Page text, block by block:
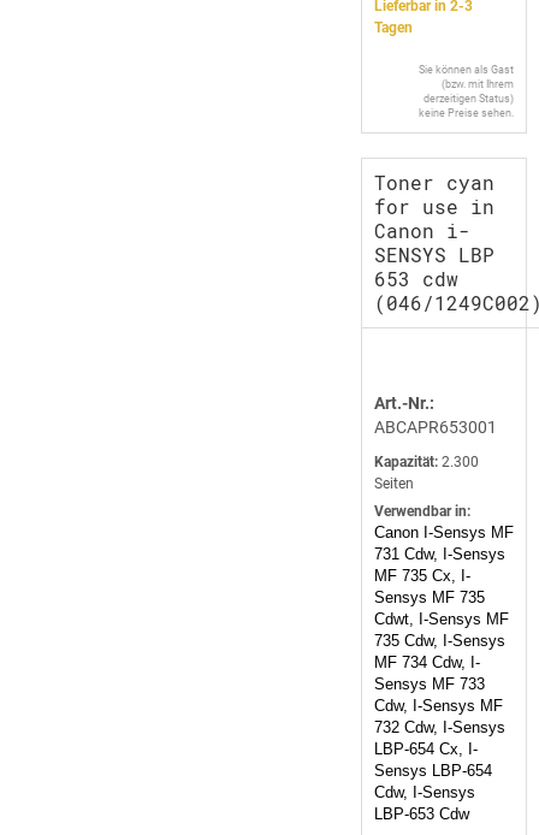
Lieferbar in 2-3
Tagen
Sie können als Gast
(bzw. mit Ihrem
derzeitigen Status)
keine Preise sehen.
Toner cyan
for use in
Canon i-
SENSYS LBP
653 cdw
(046/
Art.-Nr.:
ABCAPR653001
Kapazität: 2.300
Seiten
Verwendbar in:
Canon I-Sensys MF
731 Cdw, I-Sensys
MF 735 Cx, I-
Sensys MF 735
Cdwt, I-Sensys MF
735 Cdw, I-Sensys
MF 734 Cdw, I-
Sensys MF 733
Cdw, I-Sensys MF
732 Cdw, I-Sensys
LBP-654 Cx, I-
Sensys LBP-654
Cdw, I-Sensys
LBP-653 Cdw